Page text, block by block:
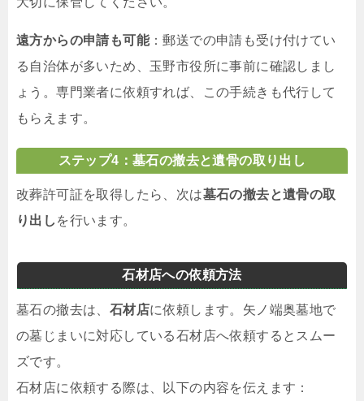
遠方からの申請も可能：郵送での申請も受け付けてい
る自治体が多いため、玉野市役所に事前に確認しまし
ょう。専門業者に依頼すれば、この手続きも代行して
もらえます。
ステップ4：墓石の撤去と遺骨の取り出し
改葬許可証を取得したら、次は墓石の撤去と遺骨の取
り出し を行います。
石材店への依頼方法
墓石の撤去は、 石材店に依頼します。矢ノ端奥墓地で
の墓じまいに対応している石材店へ依頼するとスムー
ズです。
石材店に依頼する際は、以下の内容を伝えます：